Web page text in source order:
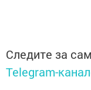
Следите за
Telegram-